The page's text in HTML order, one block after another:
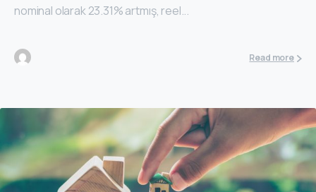
nominal olarak 23.31% artmış, reel...
Read more